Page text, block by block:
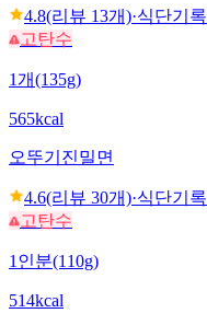
4.8(리뷰 13개)·식단기록
고탄수
1개(135g)
565kcal
오뚜기 진밀면
4.6(리뷰 30개)·식단기록
고탄수
1인분(110g)
514kcal